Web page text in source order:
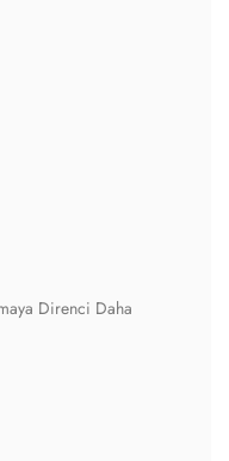
Direnci Daha